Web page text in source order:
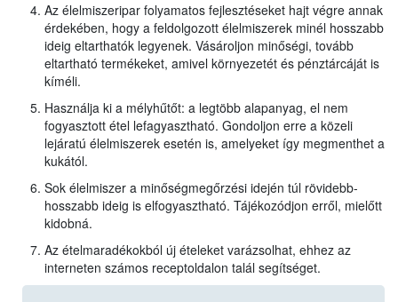
Az élelmiszeripar folyamatos fejlesztéseket hajt végre annak
érdekében, hogy a feldolgozott élelmiszerek minél hosszabb
ideig eltarthatók legyenek. Vásároljon minőségi, tovább
eltartható termékeket, amivel környezetét és pénztárcáját is
kíméli.
Használja ki a mélyhűtőt: a legtöbb alapanyag, el nem
fogyasztott étel lefagyasztható. Gondoljon erre a közeli
lejáratú élelmiszerek esetén is, amelyeket így megmenthet a
kukától.
Sok élelmiszer a minőségmegőrzési idején túl rövidebb-
hosszabb ideig is elfogyasztható. Tájékozódjon erről, mielőtt
kidobná.
Az ételmaradékokból új ételeket varázsolhat, ehhez az
interneten számos receptoldalon talál segítséget.